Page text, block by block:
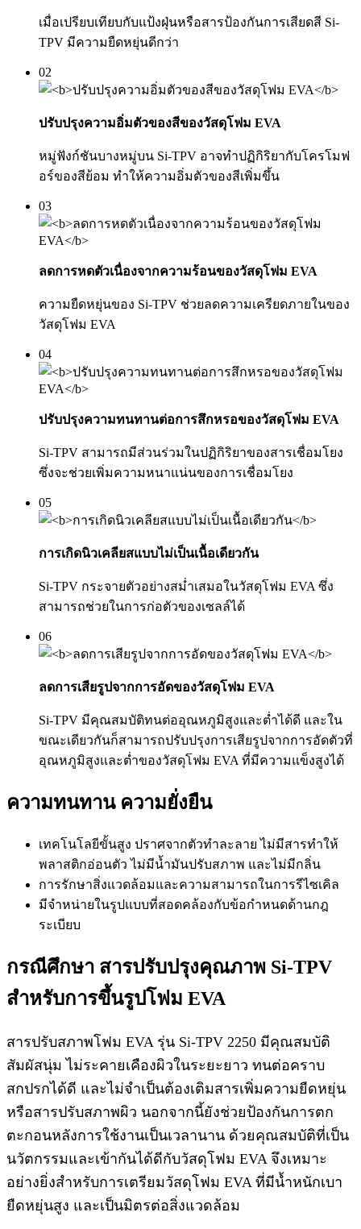
เมื่อเปรียบเทียบกับแป้งฝุ่นหรือสารป้องกันการเสียดสี Si-
TPV มีความยืดหยุ่นดีกว่า
02
ปรับปรุงความอิ่มตัวของสีของวัสดุโฟม EVA
หมู่ฟังก์ชันบางหมู่บน Si-TPV อาจทำปฏิกิริยากับโครโมฟ
อร์ของสีย้อม ทำให้ความอิ่มตัวของสีเพิ่มขึ้น
03
ลดการหดตัวเนื่องจากความร้อนของวัสดุโฟม EVA
ความยืดหยุ่นของ Si-TPV ช่วยลดความเครียดภายในของ
วัสดุโฟม EVA
04
ปรับปรุงความทนทานต่อการสึกหรอของวัสดุโฟม EVA
Si-TPV สามารถมีส่วนร่วมในปฏิกิริยาของสารเชื่อมโยง
ซึ่งจะช่วยเพิ่มความหนาแน่นของการเชื่อมโยง
05
การเกิดนิวเคลียสแบบไม่เป็นเนื้อเดียวกัน
Si-TPV กระจายตัวอย่างสม่ำเสมอในวัสดุโฟม EVA ซึ่ง
สามารถช่วยในการก่อตัวของเซลล์ได้
06
ลดการเสียรูปจากการอัดของวัสดุโฟม EVA
Si-TPV มีคุณสมบัติทนต่ออุณหภูมิสูงและต่ำได้ดี และใน
ขณะเดียวกันก็สามารถปรับปรุงการเสียรูปจากการอัดตัวที่
อุณหภูมิสูงและต่ำของวัสดุโฟม EVA ที่มีความแข็งสูงได้
ความทนทาน ความยั่งยืน
เทคโนโลยีขั้นสูง ปราศจากตัวทำละลาย ไม่มีสารทำให้
พลาสติกอ่อนตัว ไม่มีน้ำมันปรับสภาพ และไม่มีกลิ่น
การรักษาสิ่งแวดล้อมและความสามารถในการรีไซเคิล
มีจำหน่ายในรูปแบบที่สอดคล้องกับข้อกำหนดด้านกฎ
ระเบียบ
กรณีศึกษา สารปรับปรุงคุณภาพ Si-TPV
สำหรับการขึ้นรูปโฟม EVA
สารปรับสภาพโฟม EVA รุ่น Si-TPV 2250 มีคุณสมบัติ
สัมผัสนุ่ม ไม่ระคายเคืองผิวในระยะยาว ทนต่อคราบ
สกปรกได้ดี และไม่จำเป็นต้องเติมสารเพิ่มความยืดหยุ่น
หรือสารปรับสภาพผิว นอกจากนี้ยังช่วยป้องกันการตก
ตะกอนหลังการใช้งานเป็นเวลานาน ด้วยคุณสมบัติที่เป็น
นวัตกรรมและเข้ากันได้ดีกับวัสดุโฟม EVA จึงเหมาะ
อย่างยิ่งสำหรับการเตรียมวัสดุโฟม EVA ที่มีน้ำหนักเบา
ยืดหยุ่นสูง และเป็นมิตรต่อสิ่งแวดล้อม